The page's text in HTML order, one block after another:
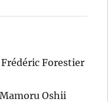
Forestier
Oshii